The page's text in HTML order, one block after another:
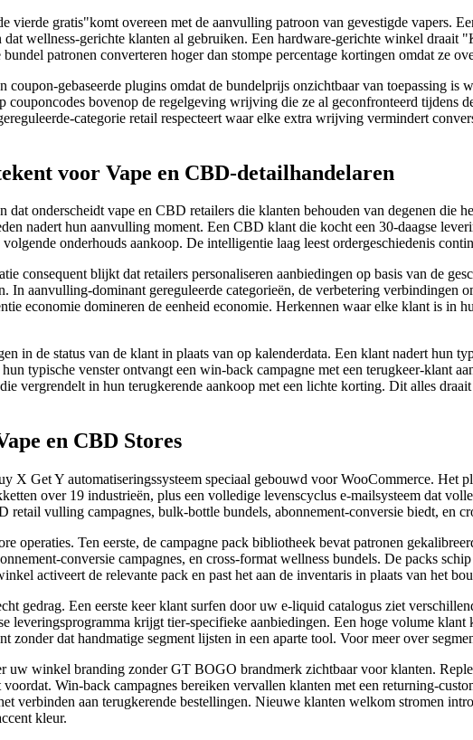
vierde gratis"komt overeen met de aanvulling patroon van gevestigde vapers.
wellness-gerichte klanten al gebruiken. Een hardware-gerichte winkel draait
patronen converteren hoger dan stompe percentage kortingen omdat ze
coupon-gebaseerde plugins omdat de bundelprijs onzichtbaar van toepassing
bovenop de regelgeving wrijving die ze al geconfronteerd tijdens
categorie retail respecteert waar elke extra wrijving vermindert
voor Vape en CBD-detailhandelaren
onderscheidt vape en CBD retailers die klanten behouden van degenen die
nadert hun aanvulling moment. Een CBD klant die kocht een 30-daagse
onderhouds aankoop. De intelligentie laag leest ordergeschiedenis
consequent blijkt dat retailers personaliseren aanbiedingen op basis van de
aanvulling-dominant gereguleerde categorieën, de verbetering verbindingen
economie domineren de eenheid economie. Herkennen waar elke klant is in
in de status van de klant in plaats van op kalenderdata. Een klant nadert hun
typische venster ontvangt een win-back campagne met een terugkeer-klant
vergrendelt in hun terugkerende aankoop met een lichte korting. Dit alles
en CBD Stores
X Get Y automatiseringssysteem speciaal gebouwd voor WooCommerce. Het
over 19 industrieën, plus een volledige levenscyclus e-mailsysteem dat
retail vulling campagnes, bulk-bottle bundels, abonnement-conversie biedt, en
operaties. Ten eerste, de campagne pack bibliotheek bevat patronen
conversie campagnes, en cross-format wellness bundels. De packs
activeert de relevante pack en past het aan de inventaris in plaats van het
gedrag. Een eerste keer klant surfen door uw e-liquid catalogus ziet
leveringsprogramma krijgt tier-specifieke aanbiedingen. Een hoge volume
zonder dat handmatige segment lijsten in een aparte tool. Voor meer over
uw winkel branding zonder GT BOGO brandmerk zichtbaar voor klanten.
Win-back campagnes bereiken vervallen klanten met een returning-
verbinden aan terugkerende bestellingen. Nieuwe klanten welkom stromen
kleur.